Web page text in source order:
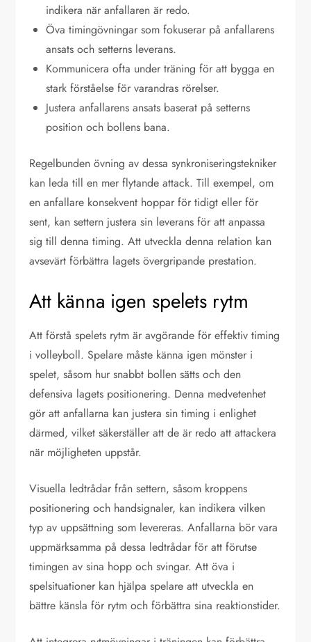
indikera när anfallaren är redo.
Öva timingövningar som fokuserar på anfallarens
ansats och setterns leverans.
Kommunicera ofta under träning för att bygga en
stark förståelse för varandras rörelser.
Justera anfallarens ansats baserat på setterns
position och bollens bana.
Regelbunden övning av dessa synkroniseringstekniker
kan leda till en mer flytande attack. Till exempel, om
en anfallare konsekvent hoppar för tidigt eller för
sent, kan settern justera sin leverans för att anpassa
sig till denna timing. Att utveckla denna relation kan
avsevärt förbättra lagets övergripande prestation.
Att känna igen spelets rytm
Att förstå spelets rytm är avgörande för effektiv timing
i volleyboll. Spelare måste känna igen mönster i
spelet, såsom hur snabbt bollen sätts och den
defensiva lagets positionering. Denna medvetenhet
gör att anfallarna kan justera sin timing i enlighet
därmed, vilket säkerställer att de är redo att attackera
när möjligheten uppstår.
Visuella ledtrådar från settern, såsom kroppens
positionering och handsignaler, kan indikera vilken
typ av uppsättning som levereras. Anfallarna bör vara
uppmärksamma på dessa ledtrådar för att förutse
timingen av sina hopp och svingar. Att öva i
spelsituationer kan hjälpa spelare att utveckla en
bättre känsla för rytm och förbättra sina reaktionstider.